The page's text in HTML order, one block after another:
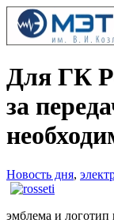
Для ГК
за
Новость дня,
эмблема и логотип